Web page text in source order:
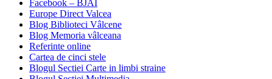
Facebook – BJAI
Europe Direct Valcea
Blog Biblioteci Vâlcene
Blog Memoria vâlceana
Referinte online
Cartea de cinci stele
Blogul Sectiei Carte in limbi straine